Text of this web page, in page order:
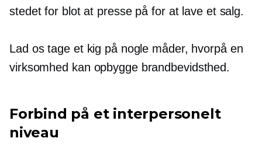
stedet for blot at presse på for at lave et salg.
Lad os tage et kig på nogle måder, hvorpå en
virksomhed kan opbygge brandbevidsthed.
Forbind på et interpersonelt
niveau